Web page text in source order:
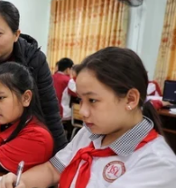
TTXVN)
Long, Tòa án Nhân
tòa sơ thẩm xét